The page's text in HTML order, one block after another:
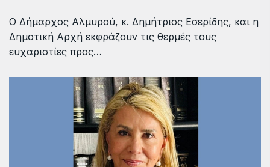
Ο Δήμαρχος Αλμυρού, κ. Δημήτριος Εσερίδης, και η
Δημοτική Αρχή εκφράζουν τις θερμές τους
ευχαριστίες προς…